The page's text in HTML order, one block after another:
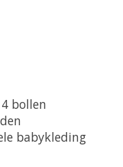
bollen
babykleding